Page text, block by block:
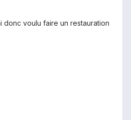
donc voulu faire un restauration